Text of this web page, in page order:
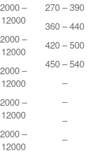
2000 –
12000
2000 –
12000
2000 –
12000
2000 –
12000
2000 –
12000
270 – 390
360 – 440
420 – 500
450 – 540
–
–
–
–